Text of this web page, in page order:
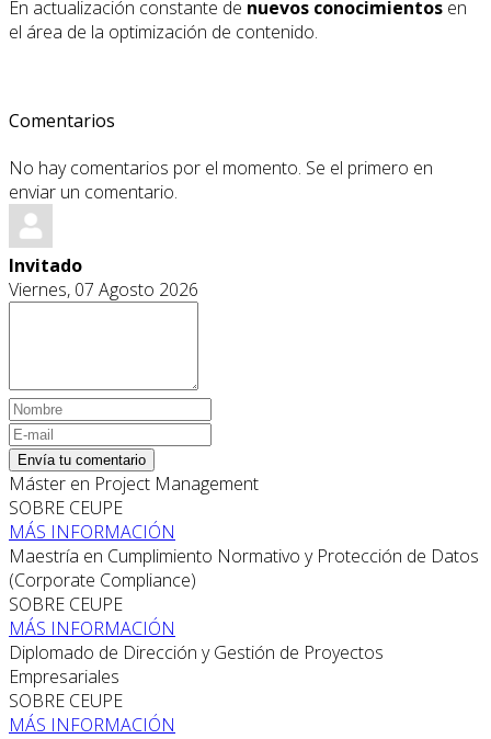
En actualización constante de nuevos conocimientos en
el área de la optimización de contenido.
Comentarios
No hay comentarios por el momento. Se el primero en
enviar un comentario.
Invitado
Viernes, 07 Agosto 2026
Envía tu comentario
Máster en Project Management
SOBRE CEUPE
MÁS INFORMACIÓN
Maestría en Cumplimiento Normativo y Protección de Datos
(Corporate Compliance)
SOBRE CEUPE
MÁS INFORMACIÓN
Diplomado de Dirección y Gestión de Proyectos
Empresariales
SOBRE CEUPE
MÁS INFORMACIÓN